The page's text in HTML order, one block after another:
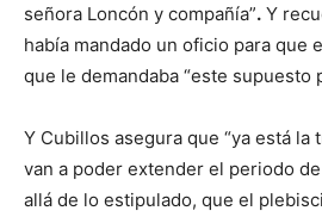
señora Loncón y compañía”. Y
había mandado un oficio para que
que le demandaba “este supuesto
Y Cubillos asegura que “ya está la
van a poder extender el periodo
allá de lo estipulado, que el